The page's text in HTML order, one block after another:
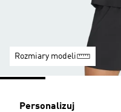
Rozmiary modeli
Personalizuj